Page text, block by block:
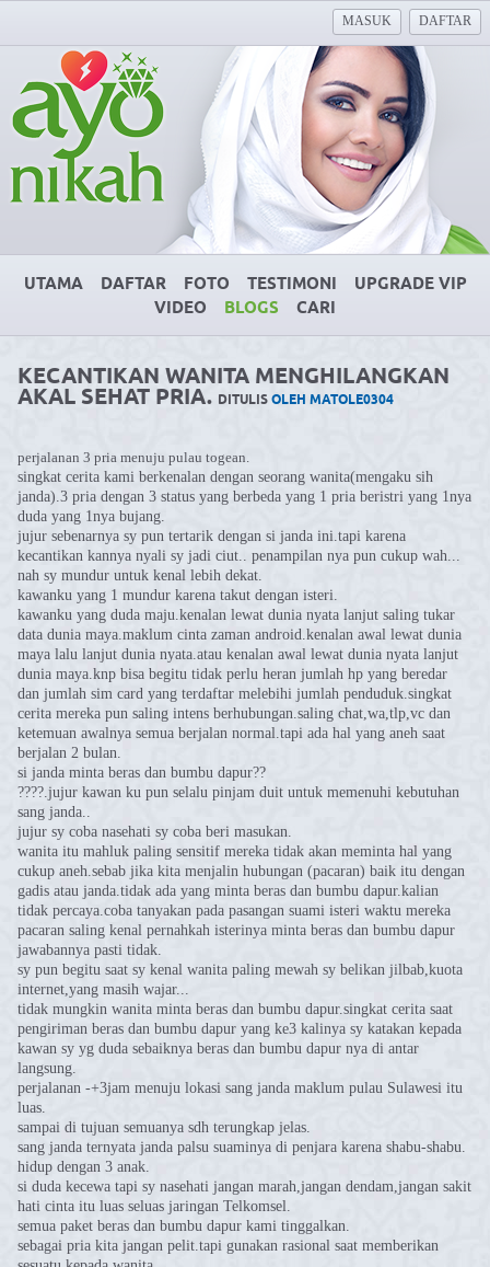
MASUK DAFTAR
UTAMA DAFTAR FOTO TESTIMONI
UPGRADE VIP
VIDEO
BLOGS CARI
KECANTIKAN WANITA MENGHILANGKAN
AKAL SEHAT PRIA. DITULISOLEH MATOLE0304
perjalanan 3 pria menuju pulau togean.
singkat cerita kami berkenalan dengan seorang wanita(mengaku sih
janda).3 pria dengan 3 status yang berbeda yang 1 pria beristri yang 1nya
duda yang 1nya bujang.
jujur sebenarnya sy pun tertarik dengan si janda ini.tapi karena
kecantikan kannya nyali sy jadi ciut.. penampilan nya pun cukup wah...
nah sy mundur untuk kenal lebih dekat.
kawanku yang 1 mundur karena takut dengan isteri.
kawanku yang duda maju.kenalan lewat dunia nyata lanjut saling tukar
data dunia maya.maklum cinta zaman android.kenalan awal lewat dunia
maya lalu lanjut dunia nyata.atau kenalan awal lewat dunia nyata lanjut
dunia maya.knp bisa begitu tidak perlu heran jumlah hp yang beredar
dan jumlah sim card yang terdaftar melebihi jumlah penduduk.singkat
cerita mereka pun saling intens berhubungan.saling chat,wa,tlp,vc dan
ketemuan awalnya semua berjalan normal.tapi ada hal yang aneh saat
berjalan 2 bulan.
si janda minta beras dan bumbu dapur??
????.jujur kawan ku pun selalu pinjam duit untuk memenuhi kebutuhan
sang janda..
jujur sy coba nasehati sy coba beri masukan.
wanita itu mahluk paling sensitif mereka tidak akan meminta hal yang
cukup aneh.sebab jika kita menjalin hubungan (pacaran) baik itu dengan
gadis atau janda.tidak ada yang minta beras dan bumbu dapur.kalian
tidak percaya.coba tanyakan pada pasangan suami isteri waktu mereka
pacaran saling kenal pernahkah isterinya minta beras dan bumbu dapur
jawabannya pasti tidak.
sy pun begitu saat sy kenal wanita paling mewah sy belikan jilbab,kuota
internet,yang masih wajar...
tidak mungkin wanita minta beras dan bumbu dapur.singkat cerita saat
pengiriman beras dan bumbu dapur yang ke3 kalinya sy katakan kepada
kawan sy yg duda sebaiknya beras dan bumbu dapur nya di antar
langsung.
perjalanan -+3jam menuju lokasi sang janda maklum pulau Sulawesi itu
luas.
sampai di tujuan semuanya sdh terungkap jelas.
sang janda ternyata janda palsu suaminya di penjara karena shabu-shabu.
hidup dengan 3 anak.
si duda kecewa tapi sy nasehati jangan marah,jangan dendam,jangan sakit
hati cinta itu luas seluas jaringan Telkomsel.
semua paket beras dan bumbu dapur kami tinggalkan.
sebagai pria kita jangan pelit.tapi gunakan rasional saat memberikan